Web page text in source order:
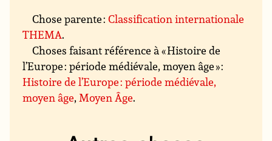
Chose parente :Classification internationale
THEMA.
Choses faisant référence à « Histoire de
l’Europe : période médiévale, moyen âge » :
Histoire de l’Europe : période médiévale,
moyen âge,Moyen Âge.